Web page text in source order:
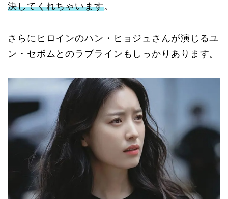
決してくれちゃいます。
さらにヒロインのハン・ヒョジュさんが演じるユ
ン・セボムとのラブラインもしっかりあります。